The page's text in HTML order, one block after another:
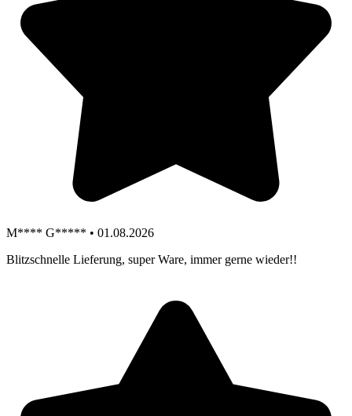
M**** G***** • 01.08.2026
Blitzschnelle Lieferung, super Ware, immer gerne wieder!!